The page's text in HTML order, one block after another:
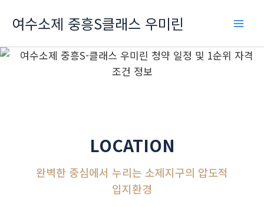
건너뛰기
여수소제 중흥S클래스 우미린
LOCATION
완벽한 중심에서 누리는 소제지구의 압도적
입지환경